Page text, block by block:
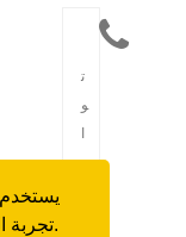
تجربة المستخدم وتمكين الموقع من العمل بفعالية.
ت
و
ا
ص